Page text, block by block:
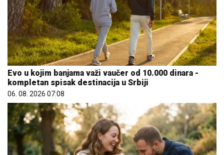
Evo u kojim banjama važi vaučer od 10.000 dinara -
kompletan spisak destinacija u Srbiji
06. 08. 2026 07:08